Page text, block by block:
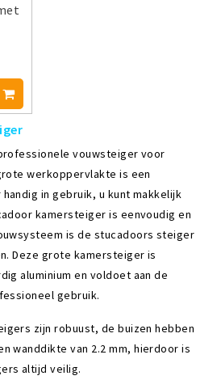
vouwsteiger voor
werkoppervlakte is een
in gebruik, u kunt makkelijk
kamersteiger is eenvoudig en
is de stucadoors steiger
Deze grote kamersteiger is
aluminium en voldoet aan de
gebruik.
zijn robuust, de buizen hebben
wanddikte van 2.2 mm, hierdoor is
altijd veilig.